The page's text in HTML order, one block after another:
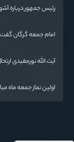
رئیس جمهور درباره
امام جمعه گرگان
ایران اسلامی است.
آیت الله نورمفیدی
اولین نماز جمعه ماه